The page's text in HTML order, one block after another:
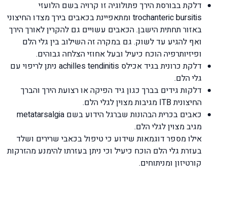
דלקת בבורסת הירך פתולוגיה זו קרויה בשם הלועזי
trochanteric bursitis ומתאפיינת בכאבים בירך מצדו החיצוני
באזור תחתית הישבן. הכאבים עשויים גם להקרין לאורך הירך
ואף להגיע עד לשוק. גם במקרה זה השילוב בין גלי הלם
ופיזיותרפיה הוכח כיעיל ובעל אחוזי הצלחה גבוהים.
דלקת כרונית בגיד אכילס achilles tendinitis ניתן לריפוי עם
גלי הלם.
דלקות גידים בברך כגון גיד הפיקה או רצועת הירך והברך
החיצונית ITB מגיבות מצוין לגלי הלם.
כאבים בכרית הבהונות שברגל הידוע בשם metatarsalgia
מגיב מצוין לגלי הלם.
אילו מספר דוגמאות שידוע כי טיפול בכאבי שרירים ושלד
בעזרת גלי הלם הוכח כיעיל וכי ניתן בעזרתו להימנע מהזרקות
קורטיזון ומניתוחים.